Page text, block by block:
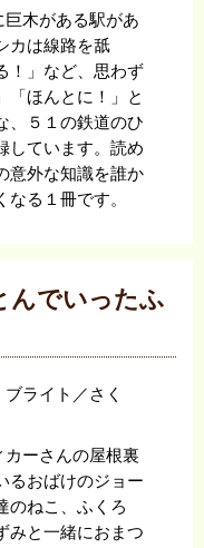
巨木がある駅があ
カは線路を舐
！」など、思わず
「ほんとに！」と
、５１の鉄道のひ
しています。読め
意外な知識を誰か
なる１冊です。
でいったふ
ブライト／さく
カーさんの屋根裏
るおばけのジョー
のねこ、ふくろ
みと一緒におまつ